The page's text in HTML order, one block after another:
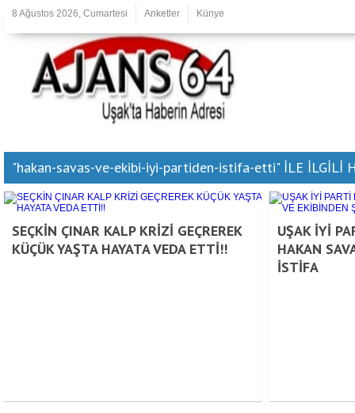
8 Ağustos 2026, Cumartesi Anketler Künye
"hakan-savas-ve-ekibi-iyi-partiden-istifa-etti" İLE İLGİLİ
SEÇKİN ÇINAR KALP KRİZİ GEÇREREK
KÜÇÜK YAŞTA HAYATA VEDA ETTİ!!
UŞAK İYİ
HAKAN
İSTİFA